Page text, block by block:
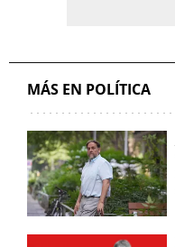
MÁS EN POLÍTICA